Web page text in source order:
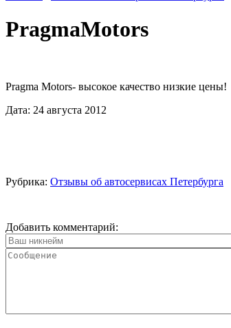
PragmaMotors
Pragma Motors- высокое качество низкие цены!
Дата: 24 августа 2012
Рубрика: Отзывы об автосервисах Петербурга
Добавить комментарий: